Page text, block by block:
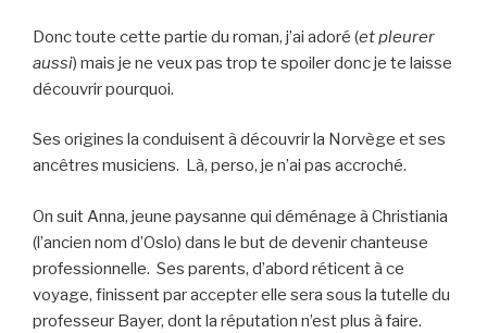
Donc toute cette partie du roman, j’ai adoré (et pleurer
aussi) mais je ne veux pas trop te spoiler donc je te laisse
découvrir pourquoi.
Ses origines la conduisent à découvrir la Norvège et ses
ancêtres musiciens. Là, perso, je n’ai pas accroché.
On suit Anna, jeune paysanne qui déménage à Christiania
(l’ancien nom d’Oslo) dans le but de devenir chanteuse
professionnelle. Ses parents, d’abord réticent à ce
voyage, finissent par accepter elle sera sous la tutelle du
professeur Bayer, dont la réputation n’est plus à faire.